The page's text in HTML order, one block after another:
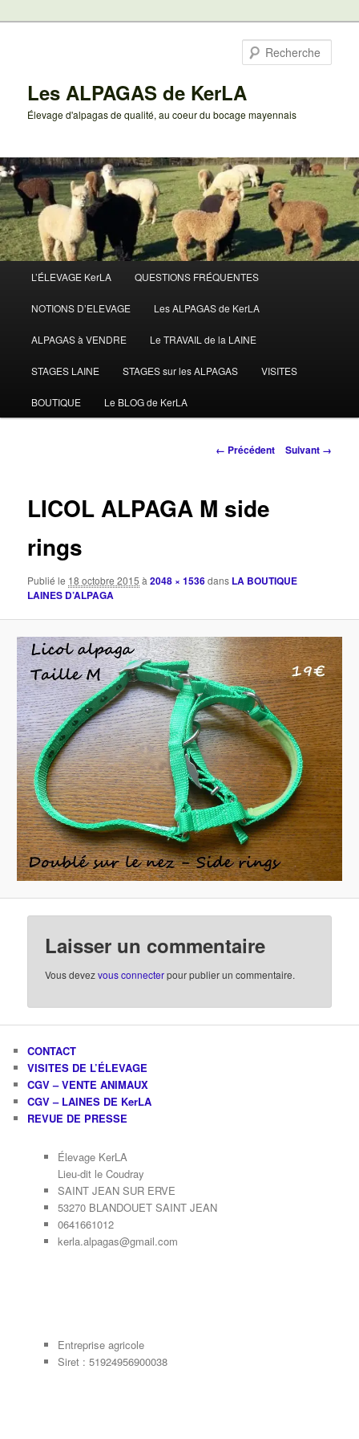
Les ALPAGAS de KerLA
Élevage d'alpagas de qualité, au coeur du bocage mayennais
principal
L’ÉLEVAGE KerLA QUESTIONS FRÉQUENTES
NOTIONS D’ELEVAGE Les ALPAGAS de KerLA
ALPAGAS à VENDRE Le TRAVAIL de la LAINE
STAGES LAINE STAGES sur les ALPAGAS VISITES
BOUTIQUE Le BLOG de KerLA
Navigation
← Précédent Suivant →
LICOL ALPAGA M side
rings
Publié le 18 octobre 2015 à2048 × 1536dans LA BOUTIQUE
LAINES D’ALPAGA
Laisser un commentaire
Vous devezvous connecterpour publier un commentaire.
CONTACT
VISITES DE L’ÉLEVAGE
CGV – VENTE ANIMAUX
CGV – LAINES DE KerLA
REVUE DE PRESSE
Élevage KerLA
Lieu-dit le Coudray
SAINT JEAN SUR ERVE
53270 BLANDOUET SAINT JEAN
0641661012
kerla.alpagas@gmail.com
Entreprise agricole
Siret : 51924956900038